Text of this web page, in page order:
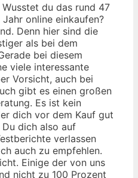
du das rund 47
online einkaufen?
Denn hier sind die
als bei dem
bei diesem
viele interessante
Vorsicht, auch bei
gibt es einen großen
Es ist kein
dich vor dem Kauf gut
dich also auf
verlassen
auch zu empfehlen.
Einige der von uns
nicht zu 100 Prozent